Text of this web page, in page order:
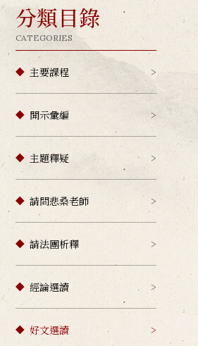
分類目錄
CATEGORIES
主要課程
開示彙編
主題釋疑
請問悲桑老師
請法團析釋
經論選讀
好文選讀